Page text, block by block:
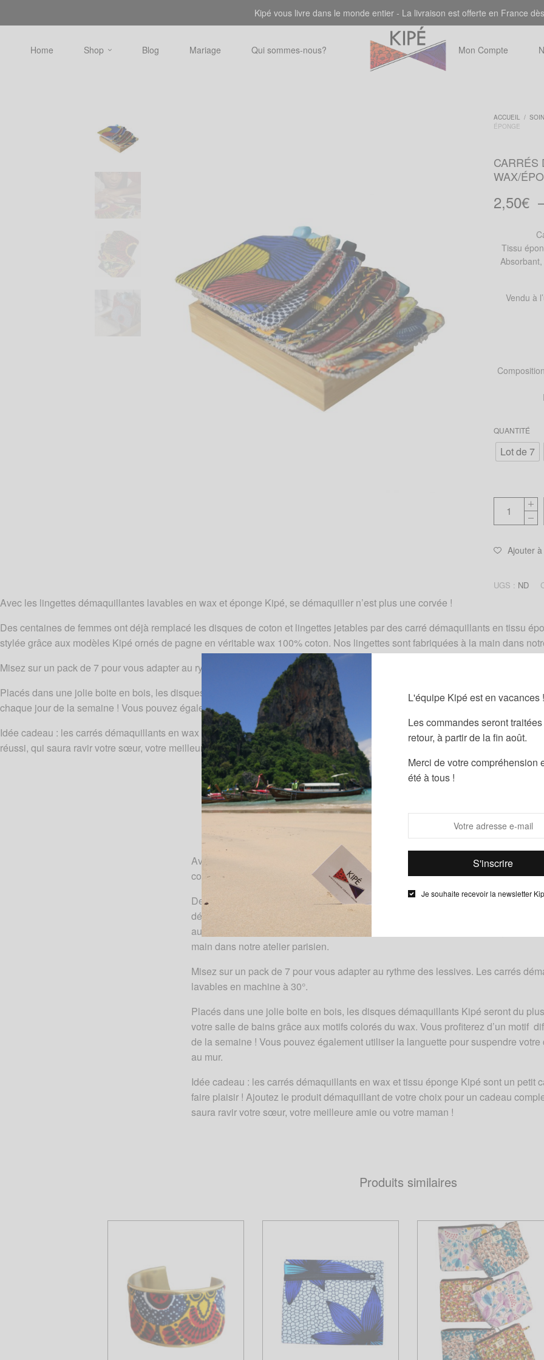
L'équipe Kipé est en vacances !
Les commandes seront
retour, à partir de la fin août.
Merci de votre compréhension
été à tous !
Je souhaite recevoir la newsletter
Kipé vous livre dans le monde entier - La livraison est offerte en France
Home Shop Blog Mariage Qui sommes-nous? Mon Compte
ACCUEIL /
ÉPONGE
CARRÉS
WAX/
2,50€
Tissu
Vendu à
QUANTITÉ
Lot de 7
Ajouter
UGS : ND
Avec les lingettes démaquillantes lavables en wax et éponge Kipé, se démaquiller n’est plus une corvée !
Des centaines de femmes ont déjà remplacé les disques de coton et lingettes jetables par des carré démaquillants en tissu
stylée grâce aux modèles Kipé ornés de pagne en véritable wax 100% coton. Nos lingettes sont fabriquées à la main dans
Misez sur un pack de 7 pour vous adapter au rythme des lessives. Les carrés démaquillant Kipé sont lavables en machine à 30°.
Placés dans une jolie boite en bois, les disques démaquillants Kipé seront du plus bel effet dans votre salle de bains grâce
chaque jour de la semaine ! Vous pouvez également utiliser la languette pour suspendre votre carré démaquillant au mur.
Idée cadeau : les carrés démaquillants en wax et tissu éponge Kipé sont un petit cadeau qui saura faire plaisir ! Ajoutez le
réussi, qui saura ravir votre sœur, votre meilleure amie ou votre maman !
Description Informations complémentaires
Avec les lingettes démaquillantes lavables en wax et éponge Kipé, se démaquiller
corvée !
Des centaines de femmes ont déjà remplacé les disques de coton et lingettes
démaquillants en tissu éponge. Cette solution écologique et pratique devient
aux modèles Kipé ornés de pagne en véritable wax 100% coton. Nos lingettes
main dans notre atelier parisien.
Misez sur un pack de 7 pour vous adapter au rythme des lessives. Les carrés
lavables en machine à 30°.
Placés dans une jolie boite en bois, les disques démaquillants Kipé seront du
votre salle de bains grâce aux motifs colorés du wax. Vous profiterez d’un motif
de la semaine ! Vous pouvez également utiliser la languette pour suspendre
au mur.
Idée cadeau : les carrés démaquillants en wax et tissu éponge Kipé sont un petit
faire plaisir ! Ajoutez le produit démaquillant de votre choix pour un cadeau
saura ravir votre sœur, votre meilleure amie ou votre maman !
Produits similaires